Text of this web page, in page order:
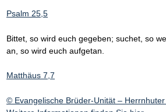
Psalm 25,5
Bittet, so wird euch gegeben; suchet, so
an, so wird euch aufgetan.
Matthäus 7,7
© Evangelische Brüder-Unität –